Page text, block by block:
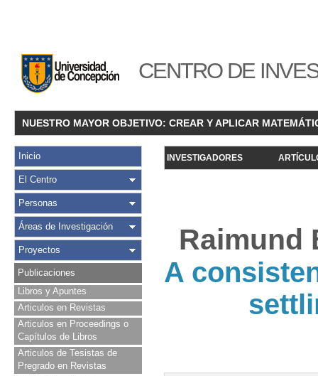
CENTRO DE
NUESTRO MAYOR OBJETIVO: CREAR Y APLICAR
Inicio
El Centro
Personas
Áreas de Investigación
Proyectos
Publicaciones
Libros y Apuntes
Articulos en Revistas
Articulos en Proceedings o
Capítulos de Libros
Articulos de Tesistas de
Pregrado en Revistas
INVESTIGADORES
Raimund
A